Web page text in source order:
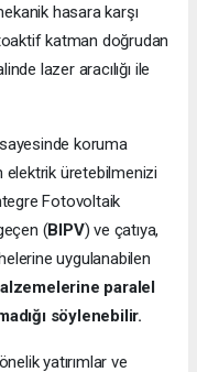
hasara karşı
katman doğrudan
lazer aracılığı ile
koruma
elektrik üretebilmenizi
Fotovoltaik
(BIPV) ve çatıya,
uygulanabilen
paralel
söylenebilir.
yatırımlar ve